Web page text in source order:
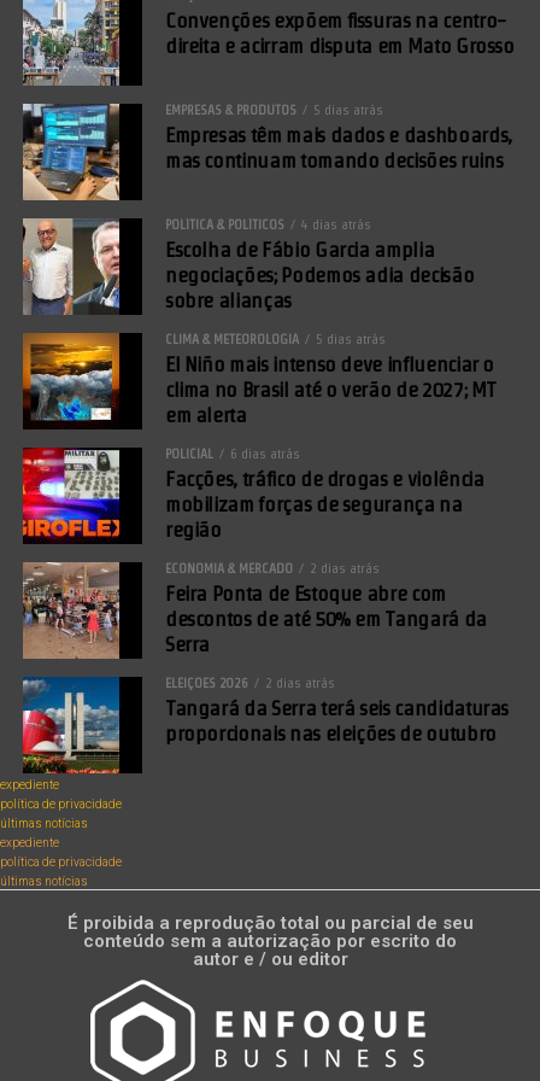
Comentários Facebook
Convenções expõem fissuras na centro-
direita e acirram disputa em Mato Grosso
EMPRESAS & PRODUTOS 5 dias atrás
Empresas têm mais dados e dashboards,
mas continuam tomando decisões ruins
POLÍTICA & POLÍTICOS 4 dias atrás
Escolha de Fábio Garcia amplia
negociações; Podemos adia decisão
sobre alianças
CLIMA & METEOROLOGIA 5 dias atrás
El Niño mais intenso deve influenciar o
clima no Brasil até o verão de 2027; MT
em alerta
POLICIAL 6 dias atrás
Facções, tráfico de drogas e violência
mobilizam forças de segurança na
região
ECONOMIA & MERCADO 2 dias atrás
Feira Ponta de Estoque abre com
descontos de até 50% em Tangará da
Serra
ELEIÇÕES 2026 2 dias atrás
Tangará da Serra terá seis candidaturas
proporcionais nas eleições de outubro
expediente
política de privacidade
últimas notícias
expediente
política de privacidade
últimas notícias
É proibida a reprodução total ou parcial de seu
conteúdo sem a autorização por escrito do
autor e / ou editor